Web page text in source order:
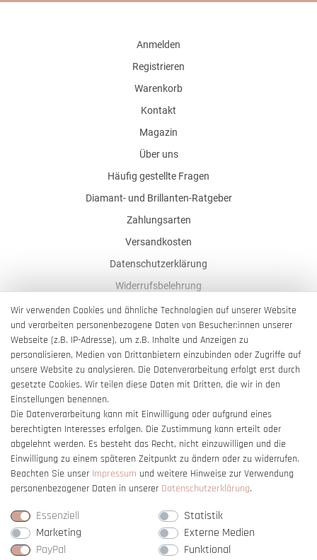
Anmelden
Registrieren
Warenkorb
Kontakt
Magazin
Über uns
Häufig gestellte Fragen
Diamant- und Brillanten-Ratgeber
Zahlungsarten
Versandkosten
Datenschutzerklärung
Widerrufsbelehrung
AGB
Impressum
Barrierefreiheitserklärung
Vertrag widerrufen
Wir verwenden Cookies und ähnliche Technologien auf unserer Website
und verarbeiten personenbezogene Daten von Besucher:innen unserer
Webseite (z.B. IP-Adresse), um z.B. Inhalte und Anzeigen zu
personalisieren, Medien von Drittanbietern einzubinden oder Zugriffe auf
unsere Website zu analysieren. Die Datenverarbeitung erfolgt erst durch
gesetzte Cookies. Wir teilen diese Daten mit Dritten, die wir in den
Einstellungen benennen.
Die Datenverarbeitung kann mit Einwilligung oder aufgrund eines
berechtigten Interesses erfolgen. Die Zustimmung kann erteilt oder
abgelehnt werden. Es besteht das Recht, nicht einzuwilligen und die
Einwilligung zu einem späteren Zeitpunkt zu ändern oder zu widerrufen.
Beachten Sie unser Impressum und weitere Hinweise zur Verwendung
personenbezogener Daten in unserer Daten­schutz­erklärung.
Essenziell
Statistik
Marketing
Externe Medien
PayPal
Funktional